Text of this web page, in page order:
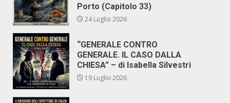
Porto (Capitolo 33)
24 Luglio 2026
“GENERALE CONTRO
GENERALE. IL CASO DALLA
CHIESA” – di Isabella Silvestri
19 Luglio 2026